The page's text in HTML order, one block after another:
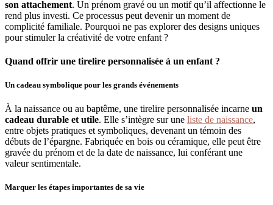
son attachement. Un prénom gravé ou un motif qu’il affectionne le
rend plus investi. Ce processus peut devenir un moment de
complicité familiale. Pourquoi ne pas explorer des designs uniques
pour stimuler la créativité de votre enfant ?
Quand offrir une tirelire personnalisée à un enfant ?
Un cadeau symbolique pour les grands événements
À la naissance ou au baptême, une tirelire personnalisée incarne un
cadeau durable et utile. Elle s’intègre sur une liste de naissance,
entre objets pratiques et symboliques, devenant un témoin des
débuts de l’épargne. Fabriquée en bois ou céramique, elle peut être
gravée du prénom et de la date de naissance, lui conférant une
valeur sentimentale.
Marquer les étapes importantes de sa vie